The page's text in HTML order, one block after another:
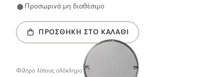
Προσωρινά μη διαθέσιμο
ΠΡΟΣΘΉΚΗ ΣΤΟ ΚΑΛΆΘΙ
Φίλτρο λίπους ολόκληρο